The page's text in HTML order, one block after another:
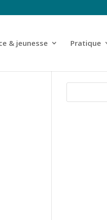
& jeunesse Pratique